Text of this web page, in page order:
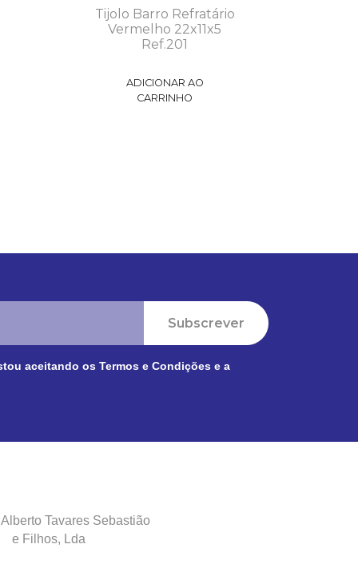
Tijolo Barro Refratário
Vermelho 22x11x5
Ref.201
ADICIONAR AO
CARRINHO
Subscrever
aceitando os Termos e Condições e a